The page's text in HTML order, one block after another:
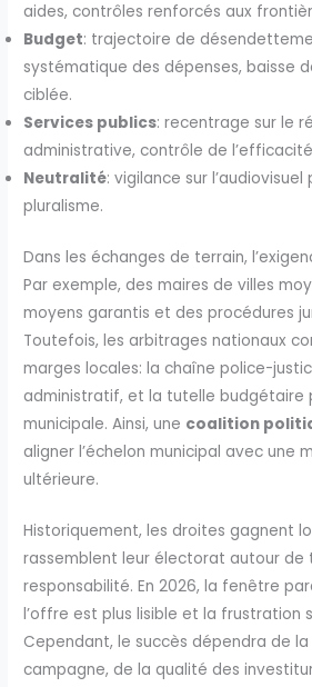
aides, contrôles renforcés aux
Budget: trajectoire de
systématique des dépenses, baisse
ciblée.
Services publics: recentrage sur le
administrative, contrôle de
Neutralité: vigilance sur
pluralisme.
Dans les échanges de terrain,
Par exemple, des maires de villes
moyens garantis et des procédures
Toutefois, les arbitrages nationaux
marges locales: la chaîne police-
administratif, et la tutelle budgétaire
municipale. Ainsi, une coalition
aligner l’échelon municipal avec une
ultérieure.
Historiquement, les droites gagnent
rassemblent leur électorat autour de
responsabilité. En 2026, la fenêtre
l’offre est plus lisible et la frustration
Cependant, le succès dépendra de
campagne, de la qualité des